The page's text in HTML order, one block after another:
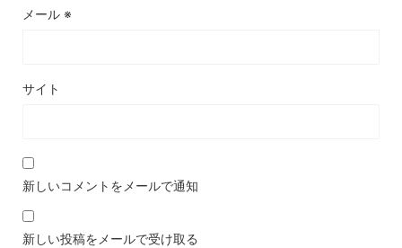
メール ※
サイト
新しいコメントをメールで通知
新しい投稿をメールで受け取る